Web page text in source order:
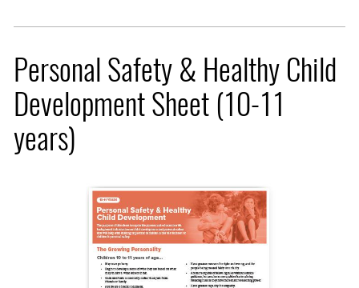
Personal Safety & Healthy Child
Development Sheet (10-11
years)